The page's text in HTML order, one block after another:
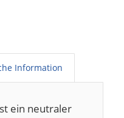
Information
ein neutraler